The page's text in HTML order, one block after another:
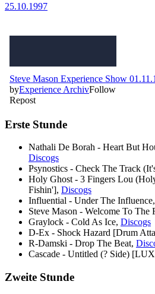
25.10.1997
Erste Stunde
Nathali De Borah - Heart But
Discogs
Psynostics - Check The Track
Holy Ghost - 3 Fingers Lou
Fishin'], Discogs
Influential - Under The Influence,
Steve Mason - Welcome To The
Graylock - Cold As Ice, Discogs
D-Ex - Shock Hazard [Drum
R-Damski - Drop The Beat,
Cascade - Untitled (? Side)
Zweite Stunde